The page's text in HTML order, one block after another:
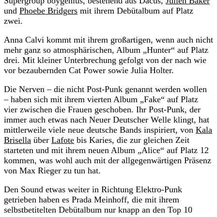
und Phoebe Bridgers mit ihrem Debütalbum auf Platz
zwei.
Anna Calvi kommt mit ihrem großartigen, wenn auch nicht
mehr ganz so atmosphärischen, Album „Hunter“ auf Platz
drei. Mit kleiner Unterbrechung gefolgt von der nach wie
vor bezaubernden Cat Power sowie Julia Holter.
Die Nerven – die nicht Post-Punk genannt werden wollen
– haben sich mit ihrem vierten Album „Fake“ auf Platz
vier zwischen die Frauen geschoben. Ihr Post-Punk, der
immer auch etwas nach Neuer Deutscher Welle klingt, hat
mittlerweile viele neue deutsche Bands inspiriert, von Kala
Brisella über Lafote bis Karies, die zur gleichen Zeit
starteten und mit ihrem neuen Album „Alice“ auf Platz 12
kommen, was wohl auch mit der allgegenwärtigen Präsenz
von Max Rieger zu tun hat.
Den Sound etwas weiter in Richtung Elektro-Punk
getrieben haben es Prada Meinhoff, die mit ihrem
selbstbetitelten Debütalbum nur knapp an den Top 10